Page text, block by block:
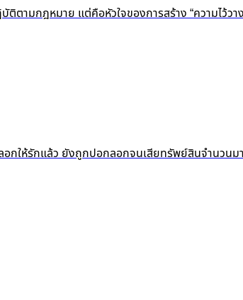
ามกฎหมาย แต่คือหัวใจของการสร้าง “ความไ
ลอกให้รักแล้ว ยังถูกปอกลอกจนเสียทรัพย์สินจำนว